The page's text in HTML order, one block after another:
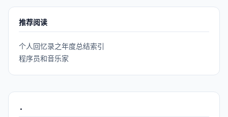
推荐阅读
个人回忆录之年度总结索引
程序员和音乐家
.